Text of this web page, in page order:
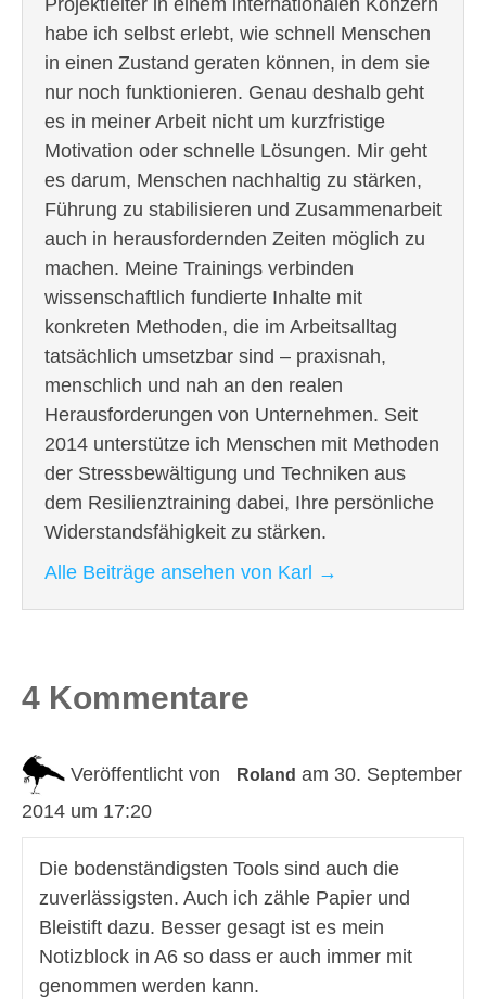
Projektleiter in einem internationalen Konzern
habe ich selbst erlebt, wie schnell Menschen
in einen Zustand geraten können, in dem sie
nur noch funktionieren. Genau deshalb geht
es in meiner Arbeit nicht um kurzfristige
Motivation oder schnelle Lösungen. Mir geht
es darum, Menschen nachhaltig zu stärken,
Führung zu stabilisieren und Zusammenarbeit
auch in herausfordernden Zeiten möglich zu
machen. Meine Trainings verbinden
wissenschaftlich fundierte Inhalte mit
konkreten Methoden, die im Arbeitsalltag
tatsächlich umsetzbar sind – praxisnah,
menschlich und nah an den realen
Herausforderungen von Unternehmen. Seit
2014 unterstütze ich Menschen mit Methoden
der Stressbewältigung und Techniken aus
dem Resilienztraining dabei, Ihre persönliche
Widerstandsfähigkeit zu stärken.
Alle Beiträge ansehen von Karl →
4 Kommentare
Veröffentlicht von Roland am 30. September
2014 um 17:20
Die bodenständigsten Tools sind auch die
zuverlässigsten. Auch ich zähle Papier und
Bleistift dazu. Besser gesagt ist es mein
Notizblock in A6 so dass er auch immer mit
genommen werden kann.